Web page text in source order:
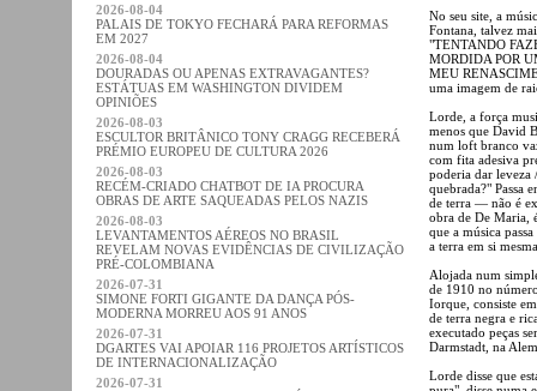
2026-08-04
PALAIS DE TOKYO FECHARÁ PARA REFORMAS
EM 2027
2026-08-04
DOURADAS OU APENAS EXTRAVAGANTES?
ESTÁTUAS EM WASHINGTON DIVIDEM
OPINIÕES
2026-08-03
ESCULTOR BRITÂNICO TONY CRAGG RECEBERÁ
PRÉMIO EUROPEU DE CULTURA 2026
2026-08-03
RECÉM-CRIADO CHATBOT DE IA PROCURA
OBRAS DE ARTE SAQUEADAS PELOS NAZIS
2026-08-03
LEVANTAMENTOS AÉREOS NO BRASIL
REVELAM NOVAS EVIDÊNCIAS DE CIVILIZAÇÃO
PRÉ-COLOMBIANA
2026-07-31
SIMONE FORTI GIGANTE DA DANÇA PÓS-
MODERNA MORREU AOS 91 ANOS
2026-07-31
DGARTES VAI APOIAR 116 PROJETOS ARTÍSTICOS
DE INTERNACIONALIZAÇÃO
2026-07-31
No seu site, a
Fontana, talvez
"TENTANDO
MORDIDA POR
MEU
uma imagem de
Lorde, a força
menos que David
num loft branco
com fita adesiva
poderia dar leveza
quebrada?" Passa
de terra — não é
obra de De Maria,
que a música
a terra em si
Alojada num
de 1910 no
Iorque, consiste
de terra negra e
executado peças
Darmstadt, na
Lorde disse que